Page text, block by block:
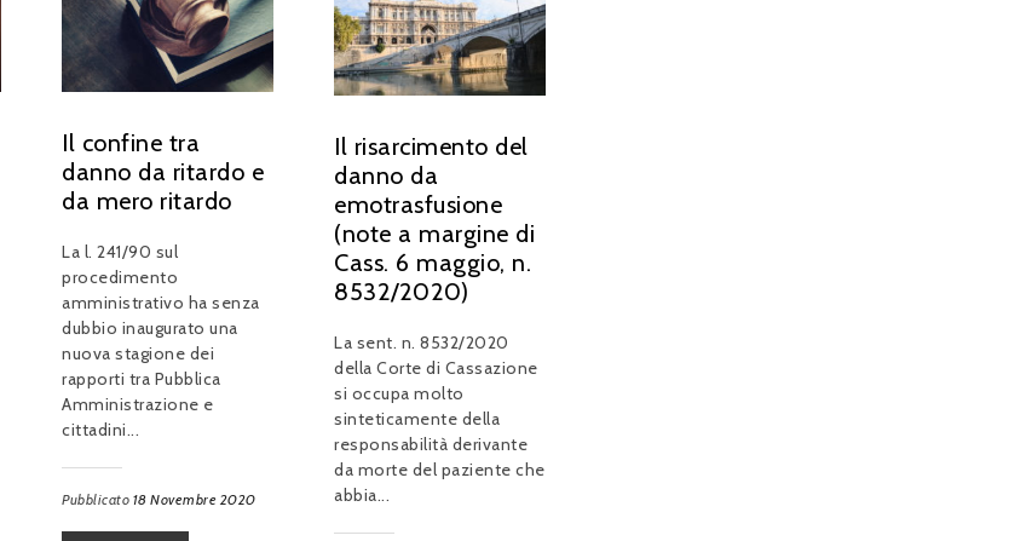
Il confine tra
danno da ritardo e
da mero ritardo
La l. 241/90 sul
procedimento
amministrativo ha senza
dubbio inaugurato una
nuova stagione dei
rapporti tra Pubblica
Amministrazione e
cittadini...
Pubblicato 18 Novembre 2020
Il risarcimento del
danno da
emotrasfusione
(note a margine di
Cass. 6 maggio, n.
8532/2020)
La sent. n. 8532/2020
della Corte di Cassazione
si occupa molto
sinteticamente della
responsabilità derivante
da morte del paziente che
abbia...